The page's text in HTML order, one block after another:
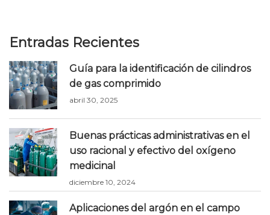
Entradas Recientes
Guía para la identificación de cilindros
de gas comprimido
abril 30, 2025
Buenas prácticas administrativas en el
uso racional y efectivo del oxígeno
medicinal
diciembre 10, 2024
Aplicaciones del argón en el campo